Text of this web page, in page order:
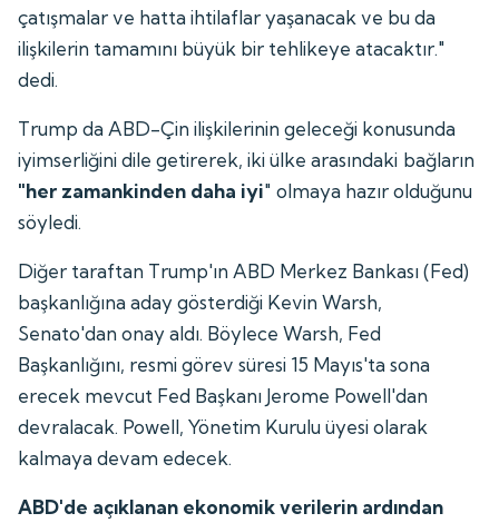
çatışmalar ve hatta ihtilaflar yaşanacak ve bu da
ilişkilerin tamamını büyük bir tehlikeye atacaktır."
dedi.
Trump da ABD-Çin ilişkilerinin geleceği konusunda
iyimserliğini dile getirerek, iki ülke arasındaki bağların
"her zamankinden daha iyi" olmaya hazır olduğunu
söyledi.
Diğer taraftan Trump'ın ABD Merkez Bankası (Fed)
başkanlığına aday gösterdiği Kevin Warsh,
Senato'dan onay aldı. Böylece Warsh, Fed
Başkanlığını, resmi görev süresi 15 Mayıs'ta sona
erecek mevcut Fed Başkanı Jerome Powell'dan
devralacak. Powell, Yönetim Kurulu üyesi olarak
kalmaya devam edecek.
ABD'de açıklanan ekonomik verilerin ardından